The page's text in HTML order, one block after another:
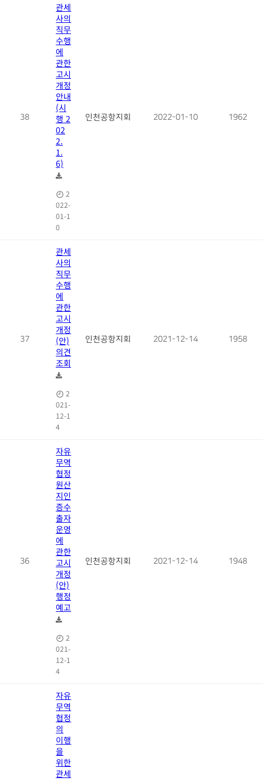
38
관세
사의
직무
수행
에
관한
고시
개정
안내
(시
행 2
02
2.
1.
6)
2
022-
01-1
0
인천공항지회 2022-01-10 1962
37
관세
사의
직무
수행
에
관한
고시
개정
(안)
의견
조회
2
021-
12-1
4
인천공항지회 2021-12-14 1958
36
자유
무역
협정
원산
지인
증수
출자
운영
에
관한
고시
개정
(안)
행정
예고
2
021-
12-1
4
인천공항지회 2021-12-14 1948
자유
무역
협정
의
이행
을
위한
관세